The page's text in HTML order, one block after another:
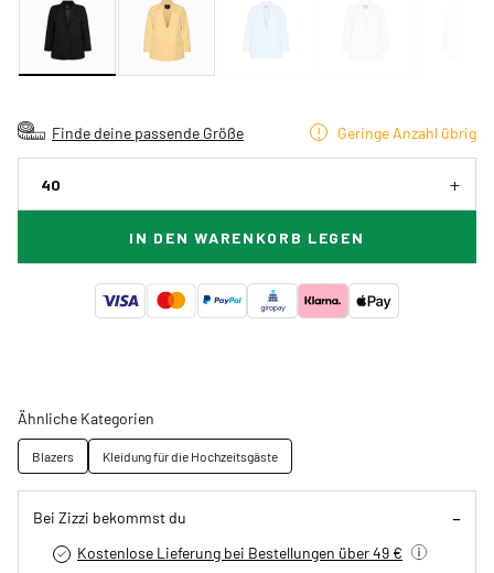
Finde deine passende Größe Geringe Anzahl übrig
40
IN DEN WARENKORB LEGEN
Ähnliche Kategorien
Blazers Kleidung für die Hochzeitsgäste
Bei Zizzi bekommst du
Kostenlose Lieferung bei Bestellungen über 49 €